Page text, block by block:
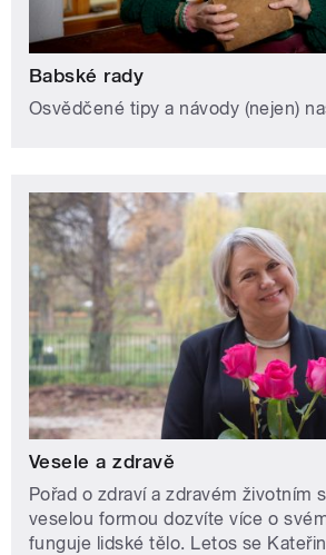
Babské rady
Osvědčené tipy a návody (nejen)
Vesele a zdravě
Pořad o zdraví a zdravém životním
veselou formou dozvíte více o
funguje lidské tělo. Letos se